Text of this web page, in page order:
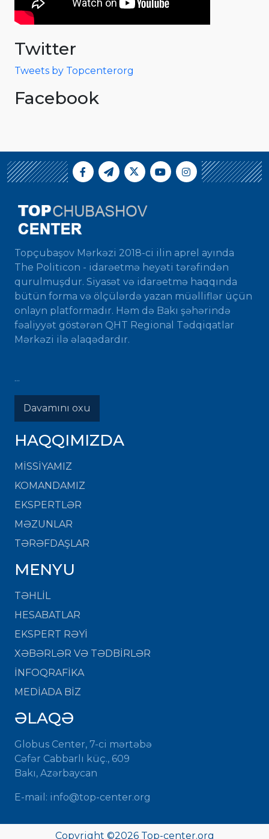
Twitter
Tweets by Topcenterorg
Facebook
Topçubaşov Mərkəzi 2018-ci ilin aprel ayında
The Politicon - idarəetmə heyəti tərəfindən
qurulmuşdur. Siyasət və idarəetmə haqqında
bütün forma və ölçülərdə yazan müəlliflər üçün
onlayn platformadır. Həm də Bakı şəhərində
fəaliyyət göstərən QHT Regional Tədqiqatlar
Mərkəzi ilə əlaqədardır.
...
Davamını oxu
HAQQIMIZDA
MISSIYAMIZ
KOMANDAMIZ
EKSPERTLƏR
MƏZUNLAR
TƏRƏFDAŞLAR
MENYU
TƏHLİL
HESABATLAR
EKSPERT RƏYİ
XƏBƏRLƏR VƏ TƏDBİRLƏR
İNFOQRAFİKA
MEDİADA BİZ
ƏLAQƏ
Globus Center, 7-ci mərtəbə
Cəfər Cabbarlı küç., 609
Bakı, Azərbaycan
E-mail: info@top-center.org
Copyright ©2026 Top-center.org